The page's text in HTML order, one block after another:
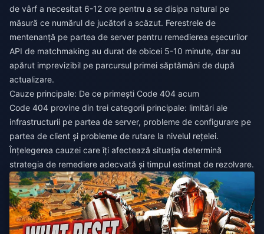
de vârf a necesitat 6-12 ore pentru a se disipa natural pe
măsură ce numărul de jucători a scăzut. Ferestrele de
mentenanță pe partea de server pentru remedierea eșecurilor
API de matchmaking au durat de obicei 5-10 minute, dar au
apărut imprevizibil pe parcursul primei săptămâni de după
actualizare.
Cauze principale: De ce primești Code 404 acum
Code 404 provine din trei categorii principale: limitări ale
infrastructurii pe partea de server, probleme de configurare pe
partea de client și probleme de rutare la nivelul rețelei.
Înțelegerea cauzei care îți afectează situația determină
strategia de remediere adecvată și timpul estimat de rezolvare.